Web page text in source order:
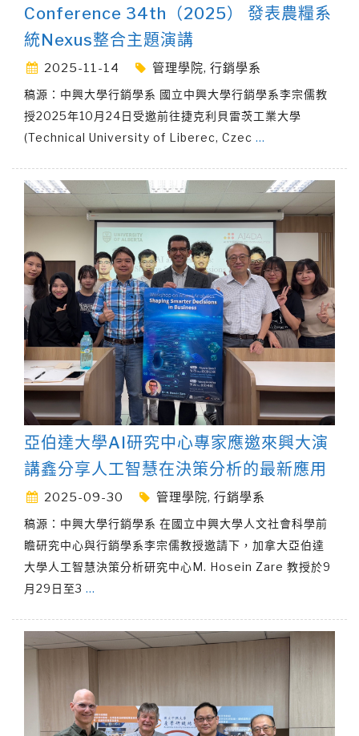
Conference 34th（2025） 發表農糧系
統Nexus整合主題演講
2025-11-14 管理學院, 行銷學系
稿源：中興大學行銷學系 國立中興大學行銷學系李宗儒教
授2025年10月24日受邀前往捷克利貝雷茨工業大學
(Technical University of Liberec, Czec …
亞伯達大學AI研究中心專家應邀來興大演
講鑫分享人工智慧在決策分析的最新應用
2025-09-30 管理學院, 行銷學系
稿源：中興大學行銷學系 在國立中興大學人文社會科學前
瞻研究中心與行銷學系李宗儒教授邀請下，加拿大亞伯達
大學人工智慧決策分析研究中心M. Hosein Zare 教授於9
月29日至3 …